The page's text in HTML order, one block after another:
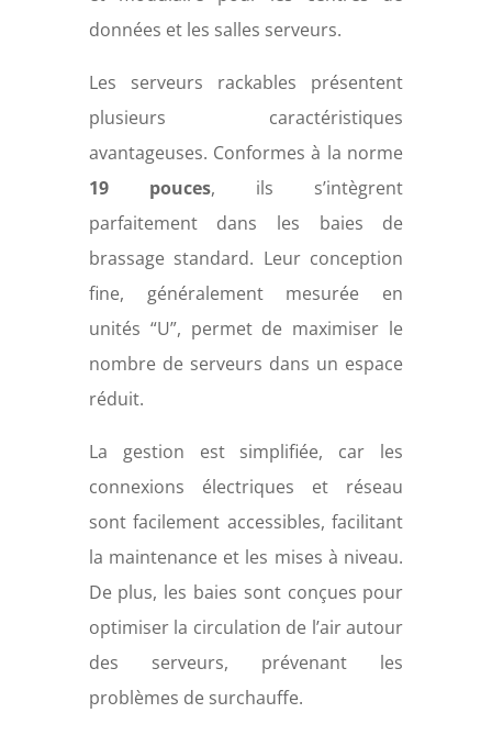
données et les salles serveurs.
Les serveurs rackables présentent
plusieurs caractéristiques
avantageuses. Conformes à la norme
19 pouces, ils s’intègrent
parfaitement dans les baies de
brassage standard. Leur conception
fine, généralement mesurée en
unités “U”, permet de maximiser le
nombre de serveurs dans un espace
réduit.
La gestion est simplifiée, car les
connexions électriques et réseau
sont facilement accessibles, facilitant
la maintenance et les mises à niveau.
De plus, les baies sont conçues pour
optimiser la circulation de l’air autour
des serveurs, prévenant les
problèmes de surchauffe.